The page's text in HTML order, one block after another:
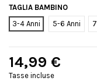
TAGLIA BAMBINO
3-4 Anni
5-6 Anni
14,99 €
Tasse incluse